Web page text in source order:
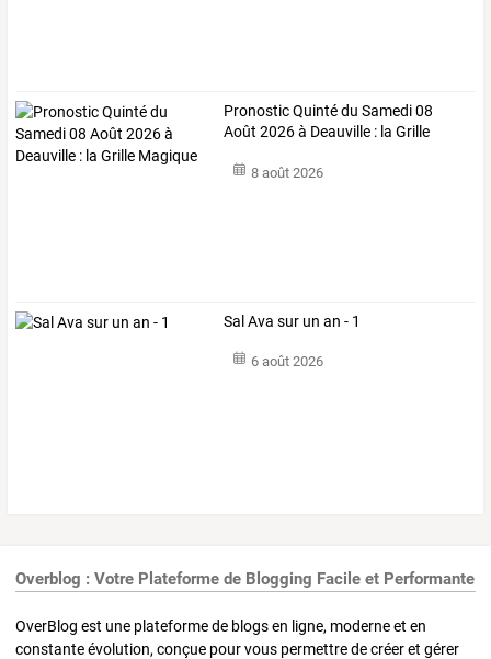
Pronostic Quinté du Samedi 08
Août 2026 à Deauville : la Grille
8 août 2026
Sal Ava sur un an - 1
6 août 2026
Overblog : Votre Plateforme de Blogging Facile et Performante
OverBlog est une plateforme de blogs en ligne, moderne et en
constante évolution, conçue pour vous permettre de créer et gérer